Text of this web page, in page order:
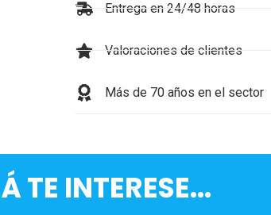
Entrega en 24/48 horas
Valoraciones de clientes
Más de 70 años en el sector
TE INTERESE...